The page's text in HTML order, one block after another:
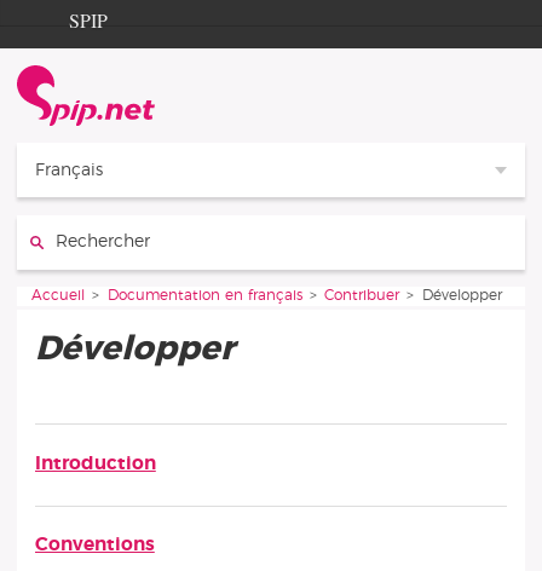
Aller au contenu
Aller à la navigation
SPIP
Documentation
Contribution
Français
Vous êtes ici :
Accueil Documentation en français Contribuer Développer
Développer
Introduction
Conventions